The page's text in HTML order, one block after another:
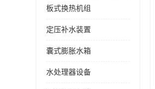
板式换热机组
定压补水装置
囊式膨胀水箱
水处理器设备